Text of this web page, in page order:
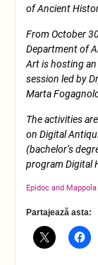
of Ancient
From October
Department of
Art is hosting
session led by
Marta
The activities
on Digital
(bachelor’s
program Digital
Epidoc and
Partajează asta: